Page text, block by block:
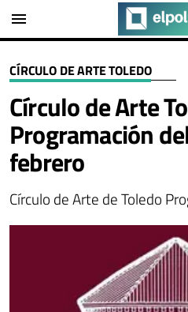
menu
CÍRCULO DE ARTE TOLEDO
Círculo de Arte
Programación
febrero
Círculo de Arte de Toledo